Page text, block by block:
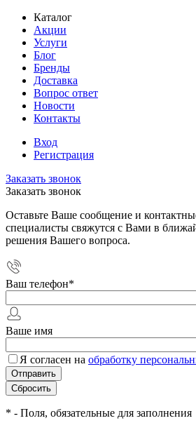
Каталог
Акции
Услуги
Блог
Бренды
Доставка
Вопрос ответ
Новости
Контакты
Вход
Регистрация
Заказать звонок
Заказать звонок
Оставьте Ваше сообщение и
специалисты свяжутся с Вами в
решения Вашего вопроса.
Ваш телефон*
Ваше имя
Я согласен на обработку
* - Поля, обязательные для заполнения